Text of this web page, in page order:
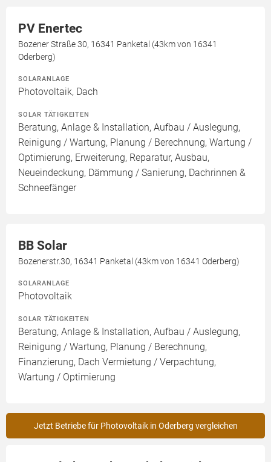
PV Enertec
Bozener Straße 30, 16341 Panketal (43km von 16341
Oderberg)
SOLARANLAGE
Photovoltaik, Dach
SOLAR TÄTIGKEITEN
Beratung, Anlage & Installation, Aufbau / Auslegung,
Reinigung / Wartung, Planung / Berechnung, Wartung /
Optimierung, Erweiterung, Reparatur, Ausbau,
Neueindeckung, Dämmung / Sanierung, Dachrinnen &
Schneefänger
BB Solar
Bozenerstr.30, 16341 Panketal (43km von 16341 Oderberg)
SOLARANLAGE
Photovoltaik
SOLAR TÄTIGKEITEN
Beratung, Anlage & Installation, Aufbau / Auslegung,
Reinigung / Wartung, Planung / Berechnung,
Finanzierung, Dach Vermietung / Verpachtung,
Wartung / Optimierung
Jetzt Betriebe für Photovoltaik in Oderberg vergleichen